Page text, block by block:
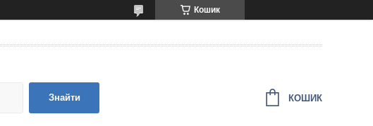
Кошик
Знайти КОШИК